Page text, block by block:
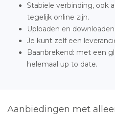
Stabiele verbinding, ook
tegelijk online zijn.
Uploaden en
Je kunt zelf een
Baanbrekend: met een
helemaal up to date.
Aanbiedingen met